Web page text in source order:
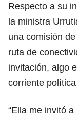
Respecto a su
la ministra
una comisión
ruta de
invitación, algo
corriente
“Ella me invitó